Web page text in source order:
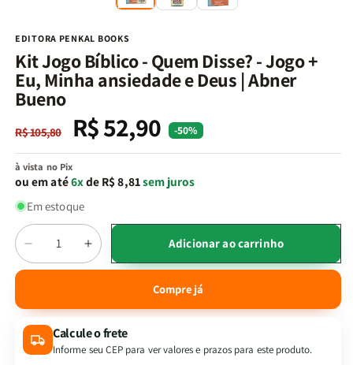
EDITORA PENKAL BOOKS
Kit Jogo Bíblico - Quem Disse? - Jogo +
Eu, Minha ansiedade e Deus | Abner
Bueno
Preço
normal
R$ 105,80
Preço
promocional
R$ 52,90 -50%
à vista no Pix
ou em até6xde R$ 8,81sem juros
Em estoque
Quantidade
Diminuir
a
Kit
Jogo
Bíblico
Aumentar
a
quantidade
Kit
Jogo
Bíblico
Adicionar ao carrinho
Compre já
Calcule o frete
Informe seu CEP para ver valores e prazos para este produto.